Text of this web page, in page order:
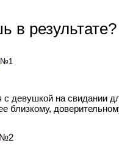
в результате?
девушкой на свидании
близкому,